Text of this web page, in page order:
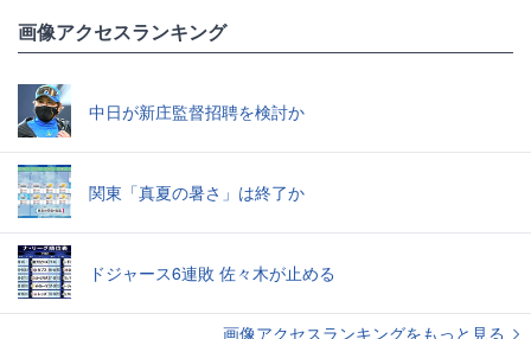
画像アクセスランキング
中日が新庄監督招聘を検討か
関東「真夏の暑さ」は終了か
ドジャース6連敗 佐々木が止める
画像アクセスランキングをもっと見る